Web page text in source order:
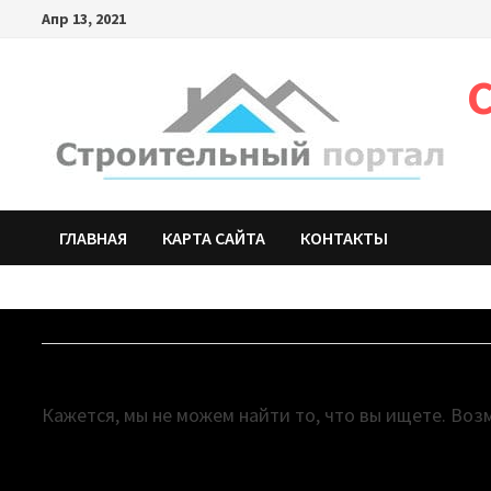
Апр 13, 2021
ГЛАВНАЯ КАРТА САЙТА КОНТАКТЫ
Кажется, мы не можем найти то, что вы ищете.